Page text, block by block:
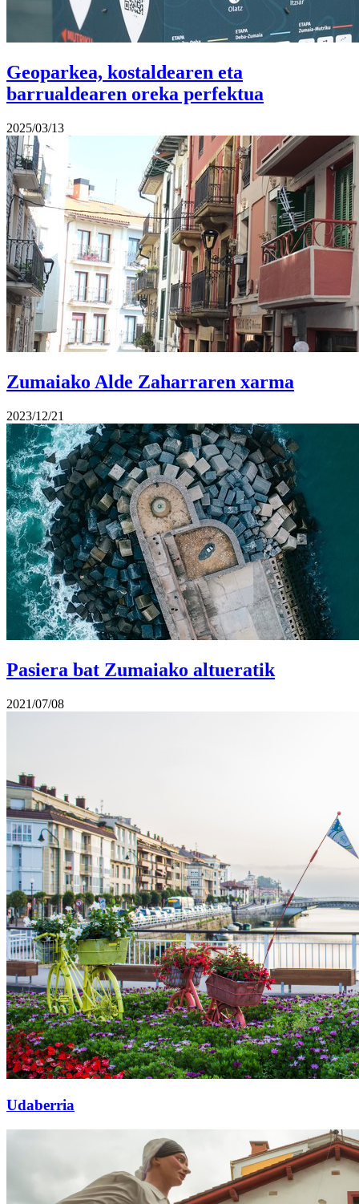
Geoparkea, kostaldearen eta
barrualdearen oreka perfektua
2025/03/13
Zumaiako Alde Zaharraren xarma
2023/12/21
Pasiera bat Zumaiako altueratik
2021/07/08
Udaberria